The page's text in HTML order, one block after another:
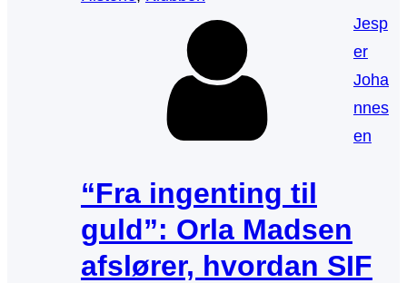
Jesp
er
Joha
nnes
en
“Fra ingenting til
guld”: Orla Madsen
afslører, hvordan SIF